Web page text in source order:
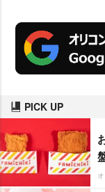
PICK UP